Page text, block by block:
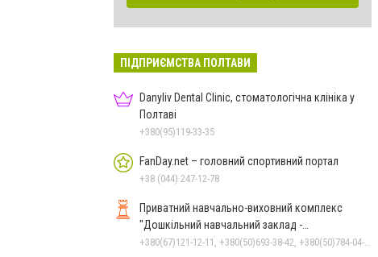
ПІДПРИЄМСТВА ПОЛТАВИ
Danyliv Dental Clinic, стоматологічна клініка у
Полтаві
+380(95)119-33-35
FanDay.net – головний спортивний портал
+38 (044) 247-12-78
Приватний навчально-виховний комплекс
"Дошкільний навчальний заклад -
спеціалізована школа" О.Данько